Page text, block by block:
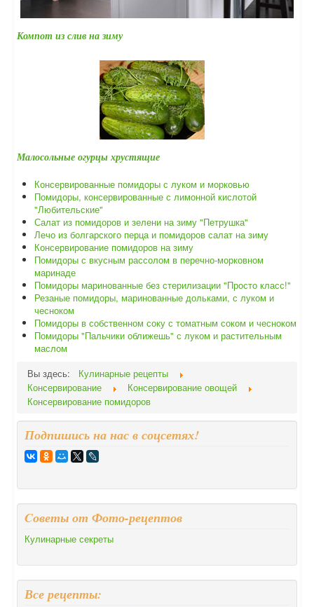
Компот из слив на зиму
Малосольные огурцы хрустящие
Консервированные помидоры с луком и морковью
Помидоры, консервированные с лимонной кислотой
"Любительские"
Салат из помидоров и зелени на зиму "Петрушка"
Лечо из болгарского перца и помидоров салат на зиму
Консервирование помидоров на зиму
Помидоры с вкусным рассолом в перечно-морковном
маринаде
Помидоры маринованные без стерилизации "Просто класс!"
Резаные помидоры, маринованные дольками, с луком и
чесноком
Помидоры в собственном соку с томатным соком и чесноком
Помидоры "Пальчики оближешь" с луком и растительным
маслом
Вы здесь:
Кулинарные рецепты
Консервирование
Консервирование овощей
Консервирование помидоров
Подпишись на нас в соцсетях!
Cоветы от Фото-рецептов
Кулинарные секреты
Все рецепты: